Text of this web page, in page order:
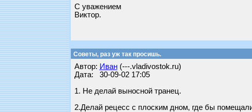
С уважением
Виктор.
Советы, раз уж так просишь.
Автор: Иван(---.vladivostok.ru)
Дата: 30-09-02 17:05
1. Не делай выносной транец.
2.Делай рецесс с плоским дном, где бы